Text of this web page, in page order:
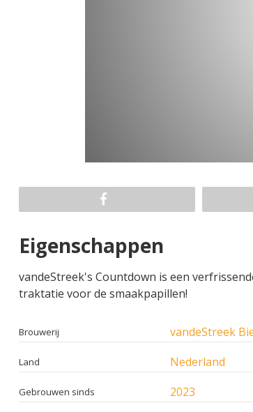
Eigenschappen
vandeStreek's Countdown is een
traktatie voor de smaakpapillen!
Brouwerij vandeStreek
Land Nederland
Gebrouwen sinds 2023